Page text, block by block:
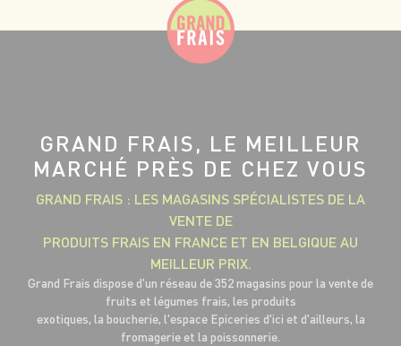
GRAND FRAIS, LE MEILLEUR
MARCHÉ PRÈS DE CHEZ VOUS
GRAND FRAIS : LES MAGASINS SPÉCIALISTES DE LA
VENTE DE
PRODUITS FRAIS EN FRANCE ET EN BELGIQUE AU
MEILLEUR PRIX.
Grand Frais dispose d'un réseau de 352 magasins pour la vente de
fruits et légumes frais, les produits
exotiques, la boucherie, l'espace Epiceries d'ici et d'ailleurs, la
fromagerie et la poissonnerie.